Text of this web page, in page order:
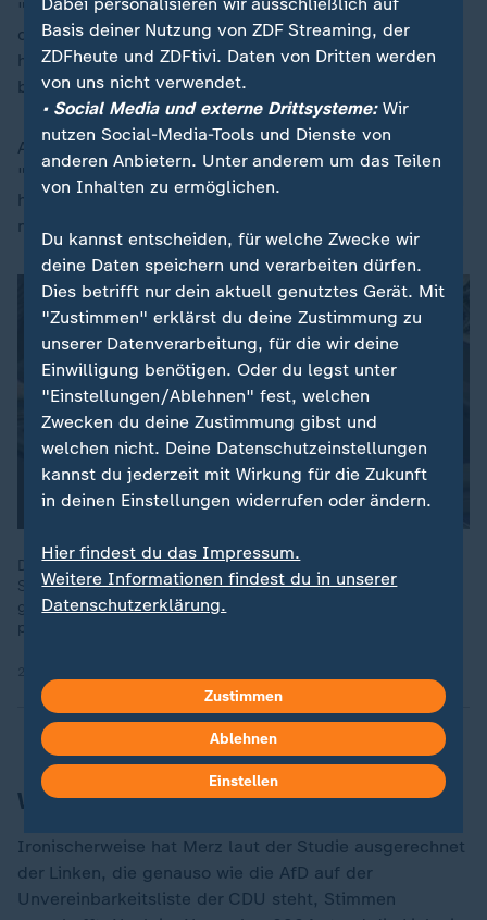
"keine anderen Mehrheiten als die in der
demokratischen Mitte unseres Parlaments. Wenn es
hier heute eine solche Mehrheit gegeben hat, dann
bedaure ich das".
AfD-Co-Chefin Alice Weidel hatte von einem
"großartigen Tag" gesprochen. Ihre Partei, so war zu
hören, fühle sich durch Merz geadelt und dem Wunsch
nach Normalisierung ein bedeutendes Stück näher.
Das aktuelle ZDF-Politbarometer zeigt: Wenn am nächsten
Sonntag Bundestagswahl wäre, läge die Union erneut
gleichauf mit der AfD. Schwarz-Rot hätte keine
parlamentarische Mehrheit.
Warum die Linke profitiert hat
Ironischerweise hat Merz laut der Studie ausgerechnet
der Linken, die genauso wie die AfD auf der
Unvereinbarkeitsliste der CDU steht, Stimmen
Basis deiner Nutzung von ZDF Streaming, der
ZDFheute und ZDFtivi. Daten von Dritten werden
von uns nicht verwendet.
• Social Media und externe Drittsysteme:Wir
nutzen Social-Media-Tools und Dienste von
anderen Anbietern. Unter anderem um das Teilen
von Inhalten zu ermöglichen.
Du kannst entscheiden, für welche Zwecke wir
deine Daten speichern und verarbeiten dürfen.
Dies betrifft nur dein aktuell genutztes Gerät. Mit
"Zustimmen" erklärst du deine Zustimmung zu
unserer Datenverarbeitung, für die wir deine
Einwilligung benötigen. Oder du legst unter
"Einstellungen/Ablehnen" fest, welchen
Zwecken du deine Zustimmung gibst und
welchen nicht. Deine Datenschutzeinstellungen
kannst du jederzeit mit Wirkung für die Zukunft
in deinen Einstellungen widerrufen oder ändern.
Hier findest du das Impressum.
Weitere Informationen findest du in unserer
Datenschutzerklärung.
Zustimmen
Ablehnen
Einstellen